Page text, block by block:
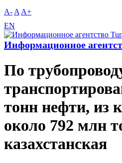
A- A A+
EN
Информационное
По
тонн нефти, из
около 792 млн
казахстанская